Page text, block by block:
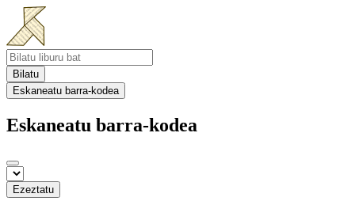
Bilatu
Eskaneatu barra-kodea
Eskaneatu barra-kodea
Ezeztatu